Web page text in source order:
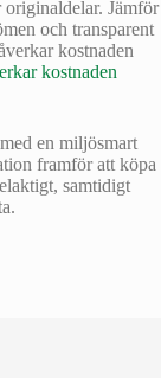
originaldelar. Jämför
och transparent
kostnaden
kostnaden
en miljösmart
framför att köpa
samtidigt